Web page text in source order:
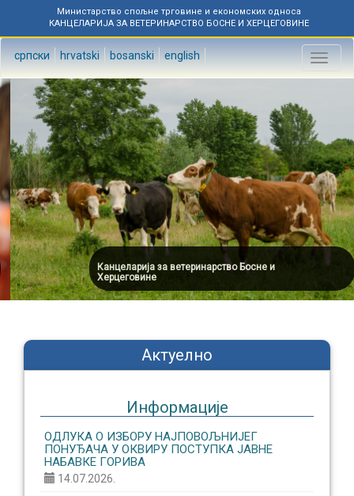
Министарство спољне трговине и економских односа
КАНЦЕЛАРИЈА ЗА ВЕТЕРИНАРСТВО БОСНЕ И ХЕРЦЕГОВИНЕ
српски hrvatski bosanski english
Toggle
Канцеларија за ветеринарство Босне и
Херцеговине
Актуелно
Информације
ОДЛУКА О ИЗБОРУ НАЈПОВОЉНИЈЕГ
ПОНУЂАЧА У ОКВИРУ ПОСТУПКА ЈАВНЕ
НАБАВКЕ ГОРИВА
14.07.2026.